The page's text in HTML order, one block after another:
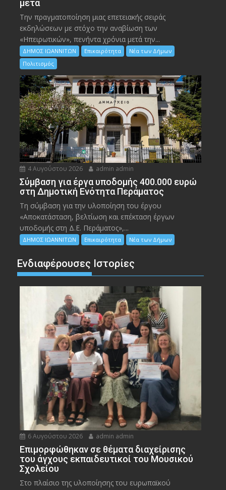
μετά
Την πραγματοποίηση μιας επετειακής σειράς
εκδηλώσεων με στόχο την αναβίωση των
«Ηπειρωτικών», πενήντα χρόνια μετά την...
ΔΗΜΟΣ ΙΩΑΝΝΙΤΩΝ Επικαιρότητα
Νέα των Δήμων
Πολιτισμός
4 Αυγούστου 2026 admin admin
Σύμβαση για έργα υποδομής 400.000 ευρώ
στη Δημοτική Ενότητα Περάματος
Τη σύμβαση για την υλοποίηση του έργου
«Αποκατάσταση, βελτίωση και επέκταση έργων
υποδομής στη Δ.Ε. Περάματος»,...
ΔΗΜΟΣ ΙΩΑΝΝΙΤΩΝ Επικαιρότητα Νέα των Δήμων
Ενδιαφέρουσες Ιστορίες
6 Αυγούστου 2026 admin admin
Eπιμορφώθηκαν σε θέματα διαχείρισης
του άγχους εκπαιδευτικοί του Μουσικού
Σχολείου
Στο πλαίσιο της υλοποίησης του ευρωπαϊκού